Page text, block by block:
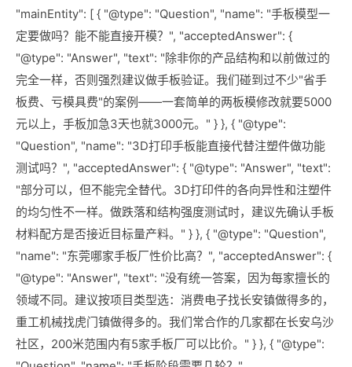
"mainEntity": [ { "@type": "Question", "name": "手板模型一
定要做吗？能不能直接开模？", "acceptedAnswer": {
"@type": "Answer", "text": "除非你的产品结构和以前做过的
完全一样，否则强烈建议做手板验证。我们碰到过不少"省手
板费、亏模具费"的案例——一套简单的两板模修改就要5000
元以上，手板加急3天也就3000元。" } }, { "@type":
"Question", "name": "3D打印手板能直接代替注塑件做功能
测试吗？", "acceptedAnswer": { "@type": "Answer", "text":
"部分可以，但不能完全替代。3D打印件的各向异性和注塑件
的均匀性不一样。做跌落和结构强度测试时，建议先确认手板
材料配方是否接近目标量产料。" } }, { "@type": "Question",
"name": "东莞哪家手板厂性价比高？", "acceptedAnswer": {
"@type": "Answer", "text": "没有统一答案，因为每家擅长的
领域不同。建议按项目类型选：消费电子找长安镇做得多的，
重工机械找虎门镇做得多的。我们常合作的几家都在长安乌沙
社区，200米范围内有5家手板厂可以比价。" } }, { "@type":